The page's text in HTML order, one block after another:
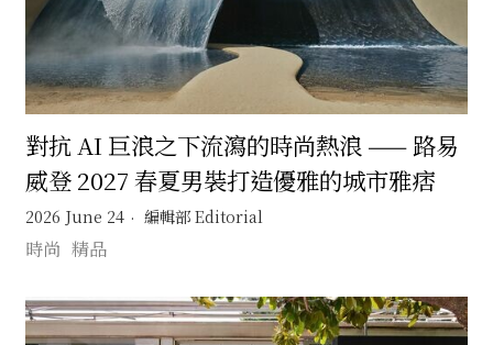
對抗 AI 巨浪之下流瀉的時尚熱浪 —— 路易
威登 2027 春夏男裝打造優雅的城市雅痞
2026 June 24 編輯部 Editorial
時尚 精品